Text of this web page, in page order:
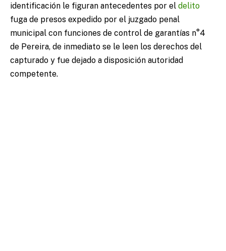
identificación le figuran antecedentes por el delito
fuga de presos expedido por el juzgado penal
municipal con funciones de control de garantías n°4
de Pereira, de inmediato se le leen los derechos del
capturado y fue dejado a disposición autoridad
competente.